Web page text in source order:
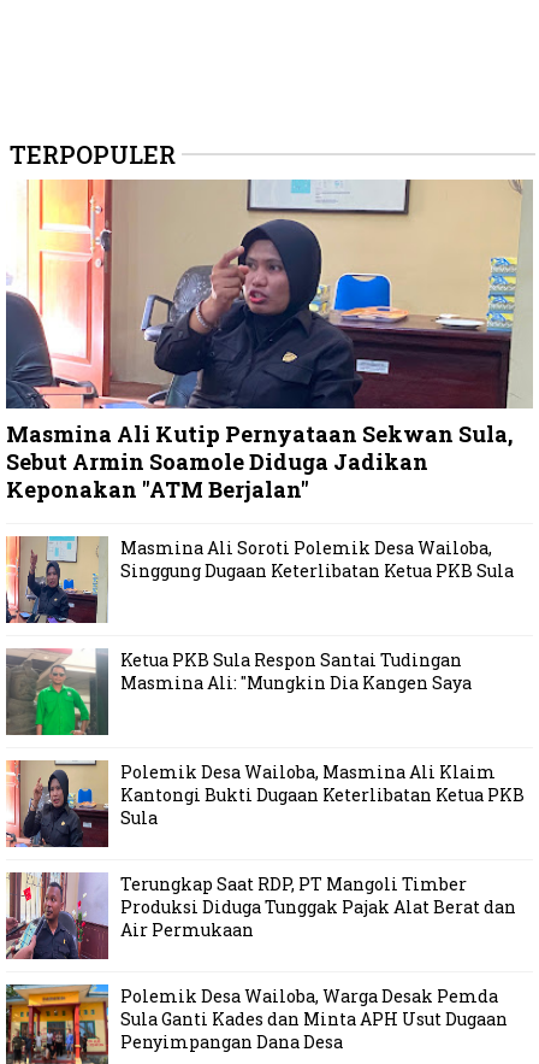
TERPOPULER
Masmina Ali Kutip Pernyataan Sekwan Sula,
Sebut Armin Soamole Diduga Jadikan
Keponakan "ATM Berjalan"
Masmina Ali Soroti Polemik Desa Wailoba,
Singgung Dugaan Keterlibatan Ketua PKB Sula
Ketua PKB Sula Respon Santai Tudingan
Masmina Ali: "Mungkin Dia Kangen Saya
Polemik Desa Wailoba, Masmina Ali Klaim
Kantongi Bukti Dugaan Keterlibatan Ketua PKB
Sula
Terungkap Saat RDP, PT Mangoli Timber
Produksi Diduga Tunggak Pajak Alat Berat dan
Air Permukaan
Polemik Desa Wailoba, Warga Desak Pemda
Sula Ganti Kades dan Minta APH Usut Dugaan
Penyimpangan Dana Desa